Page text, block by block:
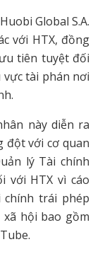
Global S.A.
với HTX, đồng
tiên tuyệt đối
vực tài phán nơi
này diễn ra
đột với cơ quan
lý Tài chính
với HTX vì cáo
trái phép
hội bao gồm